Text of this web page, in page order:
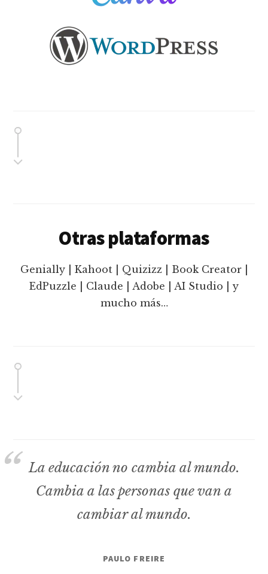
Otras plataformas
Genially | Kahoot | Quizizz | Book Creator |
EdPuzzle | Claude | Adobe | AI Studio | y
mucho más…
La educación no cambia al mundo.
Cambia a las personas que van a
cambiar al mundo.
PAULO FREIRE